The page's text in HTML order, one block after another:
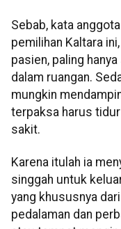
Sebab, kata
pemilihan Kaltara
pasien, paling
dalam ruangan.
mungkin
terpaksa harus
sakit.
Karena itulah ia
singgah untuk
yang khususnya
pedalaman dan